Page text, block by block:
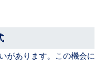
があります。この機会に